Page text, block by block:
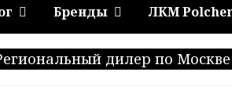
Бренды ЛКМ
дилер по